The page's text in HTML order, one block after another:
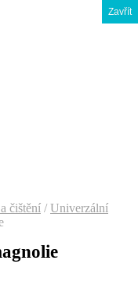
čištění / Univerzální
Zavřít